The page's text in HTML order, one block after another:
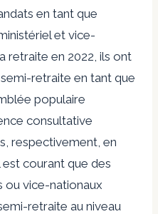
en tant que
et vice-
retraite en 2022, ils ont
retraite en tant que
populaire
consultative
respectivement, en
est courant que des
ou vice-nationaux
retraite au niveau